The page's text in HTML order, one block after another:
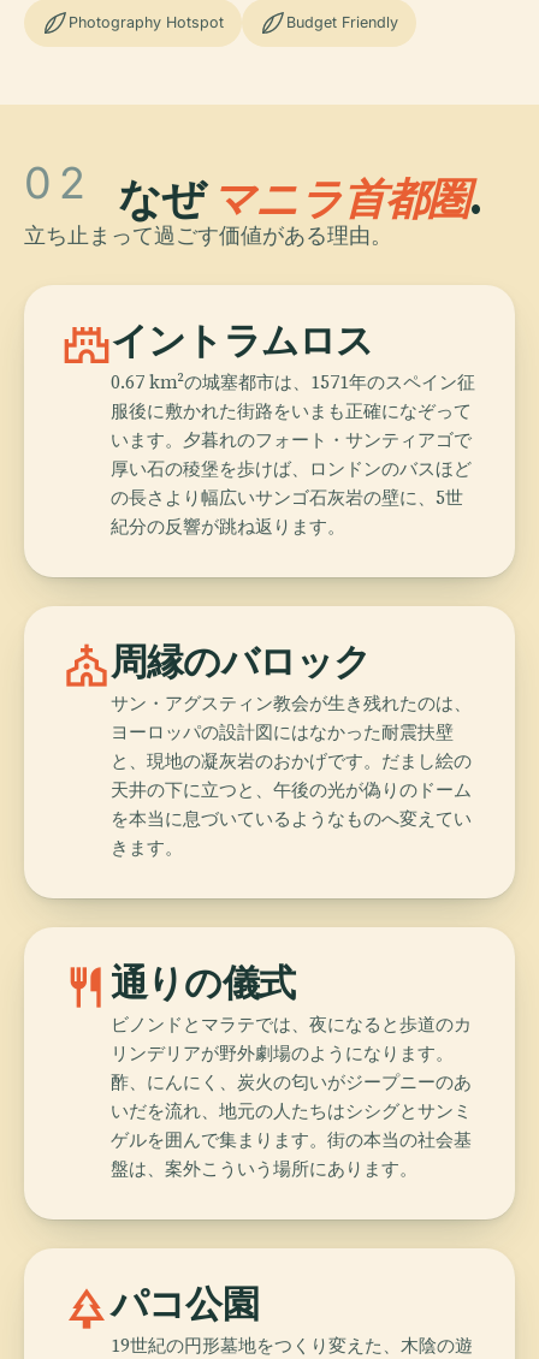
Photography Hotspot Budget Friendly
02 なぜ マニラ首都圏.
立ち止まって過ごす価値がある理由。
castleイントラムロス
0.67 km²の城塞都市は、1571年のスペイン征
服後に敷かれた街路をいまも正確になぞって
います。夕暮れのフォート・サンティアゴで
厚い石の稜堡を歩けば、ロンドンのバスほど
の長さより幅広いサンゴ石灰岩の壁に、5世
紀分の反響が跳ね返ります。
church周縁のバロック
サン・アグスティン教会が生き残れたのは、
ヨーロッパの設計図にはなかった耐震扶壁
と、現地の凝灰岩のおかげです。だまし絵の
天井の下に立つと、午後の光が偽りのドーム
を本当に息づいているようなものへ変えてい
きます。
restaurant 通りの儀式
ビノンドとマラテでは、夜になると歩道のカ
リンデリアが野外劇場のようになります。
酢、にんにく、炭火の匂いがジープニーのあ
いだを流れ、地元の人たちはシシグとサンミ
ゲルを囲んで集まります。街の本当の社会基
盤は、案外こういう場所にあります。
parkパコ公園
19世紀の円形墓地をつくり変えた、木陰の遊